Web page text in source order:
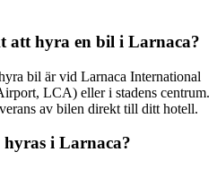
att hyra en bil i Larnaca?
bil är vid Larnaca International
LCA) eller i stadens centrum.
av bilen direkt till ditt hotell.
i Larnaca?